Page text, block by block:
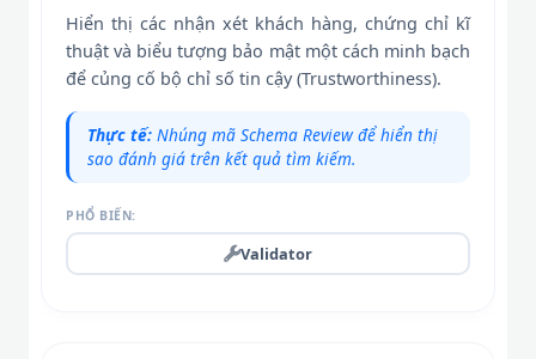
Hiển thị các nhận xét khách hàng, chứng chỉ kĩ
thuật và biểu tượng bảo mật một cách minh bạch
để củng cố bộ chỉ số tin cậy (Trustworthiness).
Thực tế: Nhúng mã Schema Review để hiển thị
sao đánh giá trên kết quả tìm kiếm.
PHỔ BIẾN:
Validator